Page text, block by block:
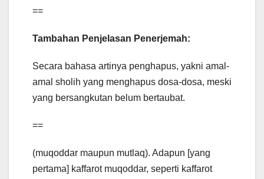
==
Tambahan Penjelasan Penerjemah:
Secara bahasa artinya penghapus, yakni amal-
amal sholih yang menghapus dosa-dosa, meski
yang bersangkutan belum bertaubat.
==
(muqoddar maupun mutlaq). Adapun [yang
pertama] kaffarot muqoddar, seperti kaffarot